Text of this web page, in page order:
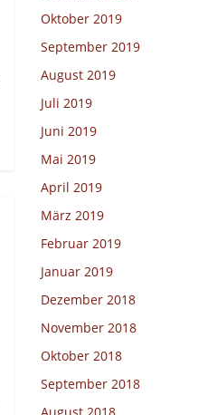
Oktober 2019
September 2019
August 2019
Juli 2019
Juni 2019
Mai 2019
April 2019
März 2019
Februar 2019
Januar 2019
Dezember 2018
November 2018
Oktober 2018
September 2018